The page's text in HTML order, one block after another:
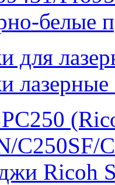
белые
для
C250SF/
Ricoh